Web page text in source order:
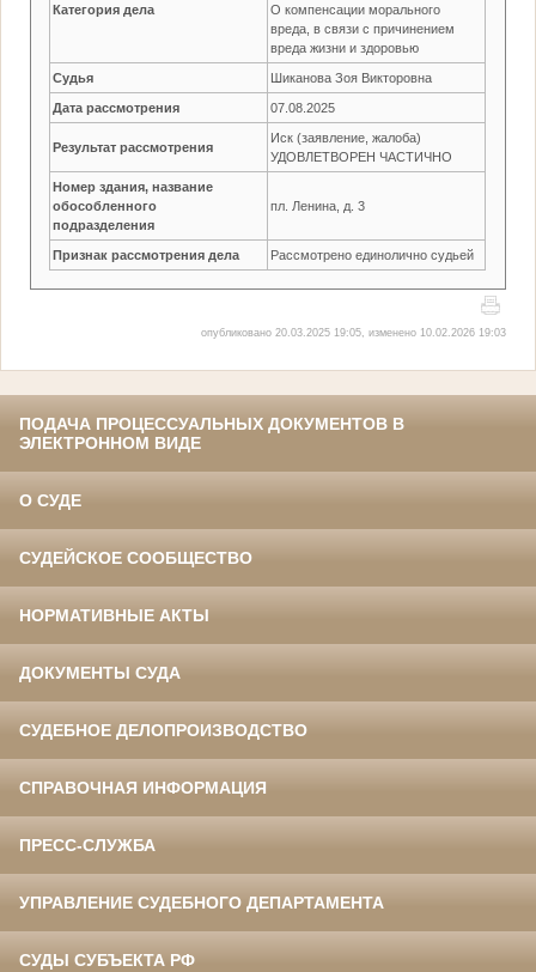
Категория дела
О компенсации морального
вреда, в связи с причинением
вреда жизни и здоровью
Судья Шиканова Зоя Викторовна
Дата рассмотрения 07.08.2025
Результат рассмотрения
Иск (заявление, жалоба)
УДОВЛЕТВОРЕН ЧАСТИЧНО
Номер здания, название
обособленного
подразделения
пл. Ленина, д. 3
Признак рассмотрения дела Рассмотрено единолично судьей
опубликовано 20.03.2025 19:05, изменено 10.02.2026 19:03
ПОДАЧА ПРОЦЕССУАЛЬНЫХ ДОКУМЕНТОВ В
ЭЛЕКТРОННОМ ВИДЕ
О СУДЕ
СУДЕЙСКОЕ СООБЩЕСТВО
НОРМАТИВНЫЕ АКТЫ
ДОКУМЕНТЫ СУДА
СУДЕБНОЕ ДЕЛОПРОИЗВОДСТВО
СПРАВОЧНАЯ ИНФОРМАЦИЯ
ПРЕСС-СЛУЖБА
УПРАВЛЕНИЕ СУДЕБНОГО ДЕПАРТАМЕНТА
СУДЫ СУБЪЕКТА РФ